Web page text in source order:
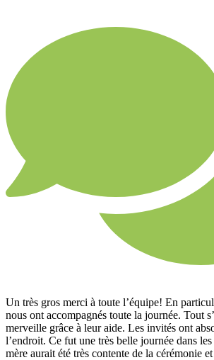
Un très gros merci à toute l’équipe! En
nous ont accompagnés toute la journée. Tout
merveille grâce à leur aide. Les invités ont
l’endroit. Ce fut une très belle journée dans
mère aurait été très contente de la cérémonie